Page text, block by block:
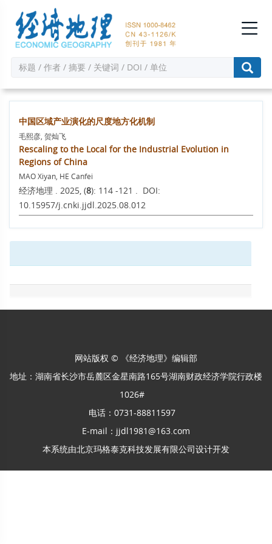
中国区域产业演化的尺度地方化机制
毛熙彦, 贺灿飞
Rescaling to the Local for the Industrial Evolution in
Regions of China
MAO Xiyan, HE Canfei
经济地理 . 2025, (8): 114 -121 . DOI:
10.15957/j.cnki.jjdl.2025.08.012
网站版权 © 《经济地理》编辑部
地址：湖南省长沙市岳麓区金星南路165号湖南财政经济学院行政楼
1026#
电话：0731-88811597
E-mail：jjdl1981@163.com
本系统由北京玛格泰克科技发展有限公司设计开发